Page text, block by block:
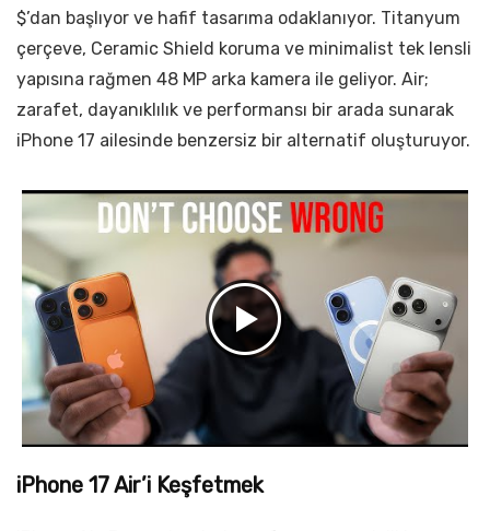
$’dan başlıyor ve hafif tasarıma odaklanıyor. Titanyum
çerçeve, Ceramic Shield koruma ve minimalist tek lensli
yapısına rağmen 48 MP arka kamera ile geliyor. Air;
zarafet, dayanıklılık ve performansı bir arada sunarak
iPhone 17 ailesinde benzersiz bir alternatif oluşturuyor.
iPhone 17 Air’i Keşfetmek